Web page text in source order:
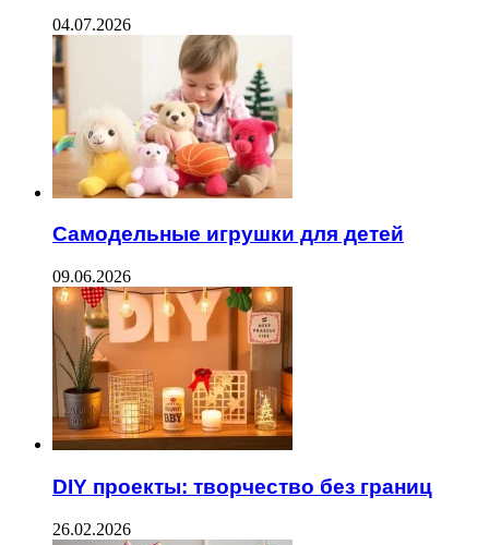
04.07.2026
Самодельные игрушки для детей
09.06.2026
DIY проекты: творчество без границ
26.02.2026